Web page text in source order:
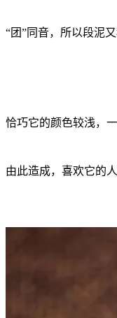
“团”同音，所以段泥又
恰巧它的颜色较浅，
由此造成，喜欢它的